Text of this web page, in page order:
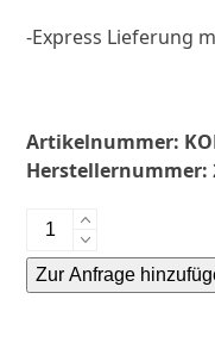
-Express Lieferung
Artikelnummer:
Herstellernummer:
Komatsu
PC50MR.2-
Fahrantrieb-
Zur Anfrage